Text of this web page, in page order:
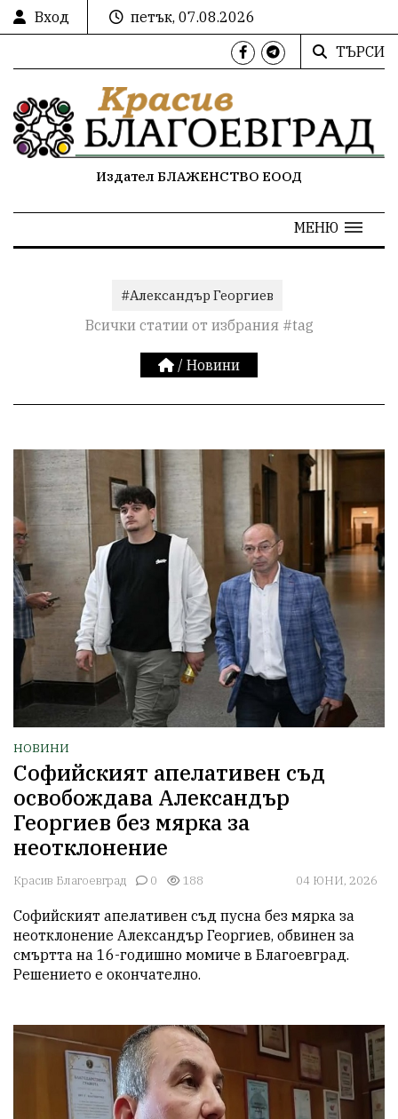
Вход
петък, 07.08.2026
ТЪРСИ
Издател БЛАЖЕНСТВО ЕООД
МЕНЮ
#Александър Георгиев
Всички статии от избрания #tag
/ Новини
НОВИНИ
Софийският апелативен съд
освобождава Александър
Георгиев без мярка за
неотклонение
Красив Благоевград 0 188 04 ЮНИ, 2026
Софийският апелативен съд пусна без мярка за
неотклонение Александър Георгиев, обвинен за
смъртта на 16-годишно момиче в Благоевград.
Решението е окончателно.